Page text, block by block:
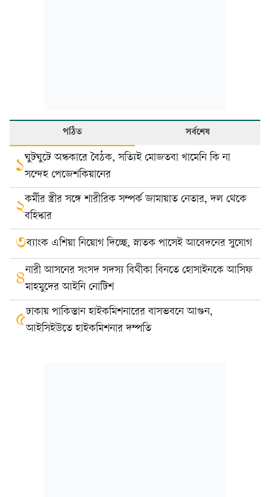
পঠিত সর্বশেষ
১ঘুটঘুটে অন্ধকারে বৈঠক, সত্যিই মোজতবা খামেনি কি না
সন্দেহ পেজেশকিয়ানের
২কর্মীর স্ত্রীর সঙ্গে শারীরিক সম্পর্ক জামায়াত নেতার, দল থেকে
বহিষ্কার
৩ব্যাংক এশিয়া নিয়োগ দিচ্ছে, স্নাতক পাসেই আবেদনের সুযোগ
৪নারী আসনের সংসদ সদস্য বিথীকা বিনতে হোসাইনকে আসিফ
মাহমুদের আইনি নোটিশ
৫ঢাকায় পাকিস্তান হাইকমিশনারের বাসভবনে আগুন,
আইসিইউতে হাইকমিশনার দম্পতি